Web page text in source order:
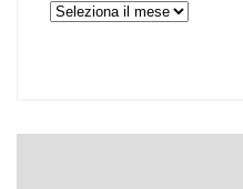
Archivi